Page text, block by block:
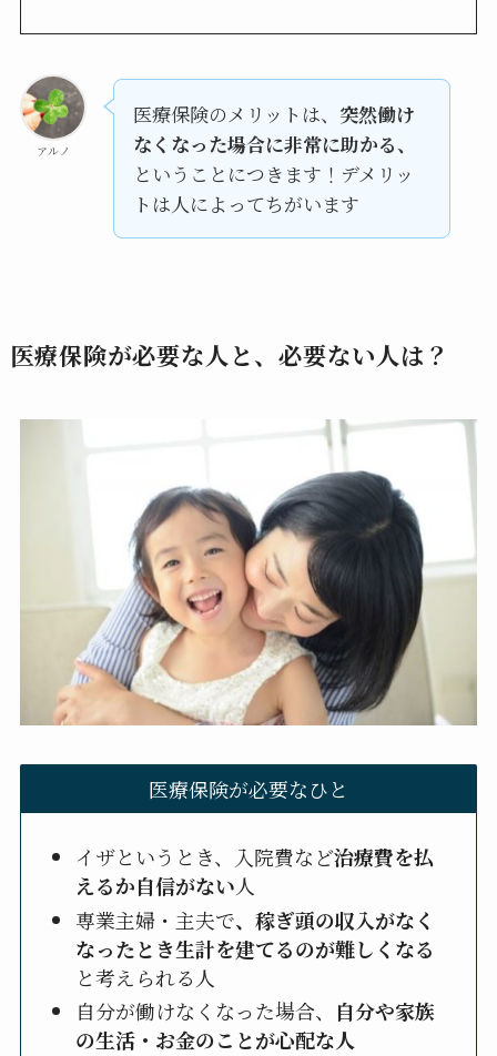
アルノ
医療保険のメリットは、 突然働け
なくなった場合に非常に助かる、
ということにつきます！デメリッ
トは人によってちがいます
医療保険が必要な人と、必要ない人は？
医療保険が必要なひと
イザというとき、入院費など治療費を払
えるか自信がない人
専業主婦・主夫で、稼ぎ頭の収入がなく
なったとき生計を建てるのが難しくなる
と考えられる人
自分が働けなくなった場合、
自分や家族
の生活・お金のことが心配な人